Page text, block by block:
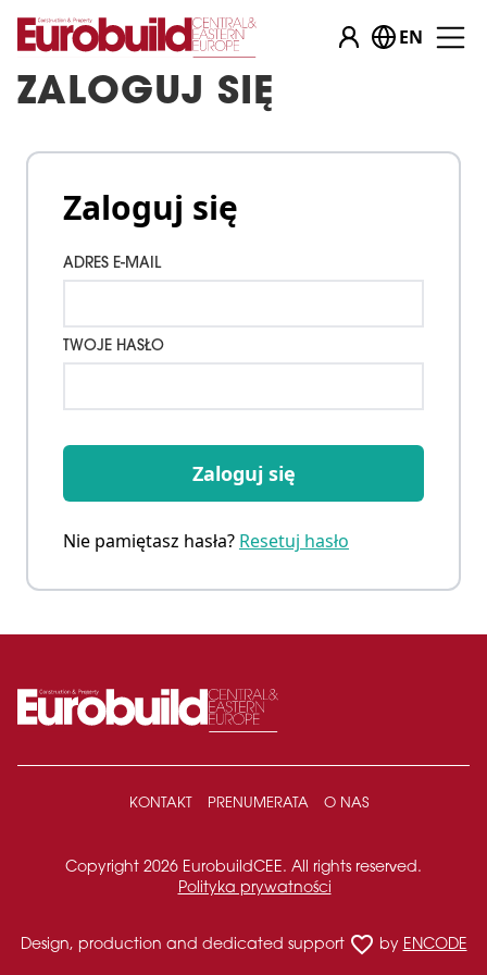
EN
ZALOGUJ SIĘ
Zaloguj się
ADRES E-MAIL
TWOJE HASŁO
Zaloguj się
Nie pamiętasz hasła? Resetuj hasło
KONTAKT PRENUMERATA O NAS
Copyright 2026 EurobuildCEE. All rights reserved.
Polityka prywatności
Design, production and dedicated support favorite_border by ENCODE